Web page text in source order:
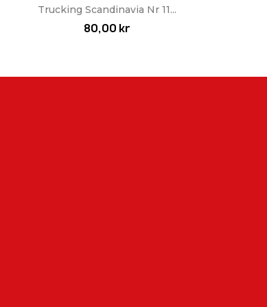
Snabbvy
Trucking Scandinavia Nr 11...
80,00 kr